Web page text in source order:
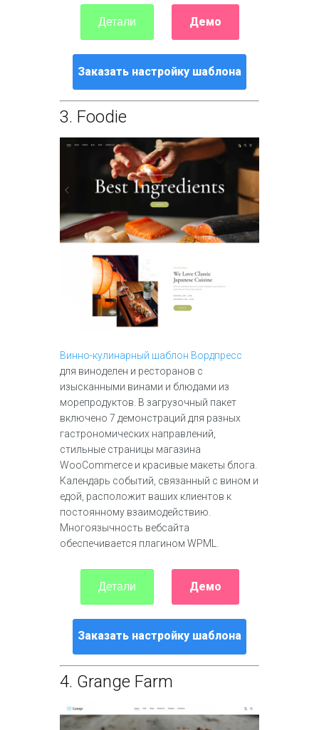
Детали Демо
Заказать настройку шаблона
3. Foodie
Винно-кулинарный шаблон Вордпресс
для виноделен и ресторанов с
изысканными винами и блюдами из
морепродуктов. В загрузочный пакет
включено 7 демонстраций для разных
гастрономических направлений,
стильные страницы магазина
WooCommerce и красивые макеты блога.
Календарь событий, связанный с вином и
едой, расположит ваших клиентов к
постоянному взаимодействию.
Многоязычность вебсайта
обеспечивается плагином WPML.
Детали Демо
Заказать настройку шаблона
4. Grange Farm